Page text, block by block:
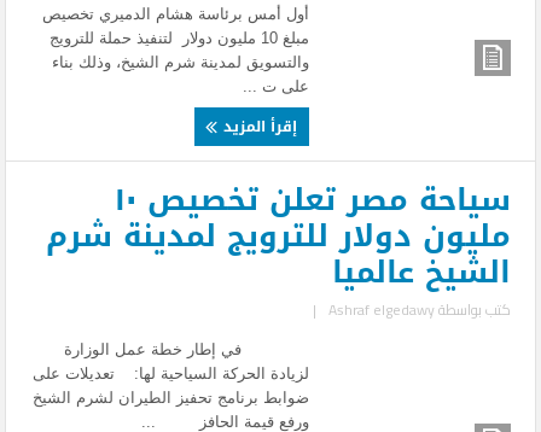
أول أمس برئاسة هشام الدميري تخصيص
مبلغ 10 مليون دولار لتنفيذ حملة للترويج
والتسويق لمدينة شرم الشيخ، وذلك بناء
على ت ...
إقرأ المزيد
سياحة مصر تعلن تخصيص ١٠
مليون دولار للترويج لمدينة شرم
الشيخ عالميا
كتب بواسطةAshraf elgedawy
|
في إطار خطة عمل الوزارة
لزيادة الحركة السياحية لها: تعديلات على
ضوابط برنامج تحفيز الطيران لشرم الشيخ
ورفع قيمة الحافز ...